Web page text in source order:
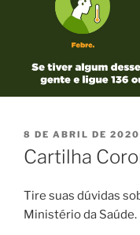
PUBLICADO
EM
8 DE ABRIL DE 2020
Cartilha
Tire suas dúvidas
Ministério da Saúde.